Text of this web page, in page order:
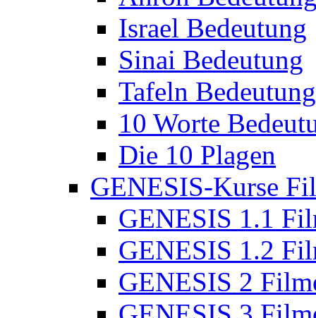
Israel Bedeutung
Sinai Bedeutung
Tafeln Bedeutung
10 Worte
Die 10 Plagen
GENESIS-Kurse
GENESIS 1.1
GENESIS 1.2
GENESIS 2